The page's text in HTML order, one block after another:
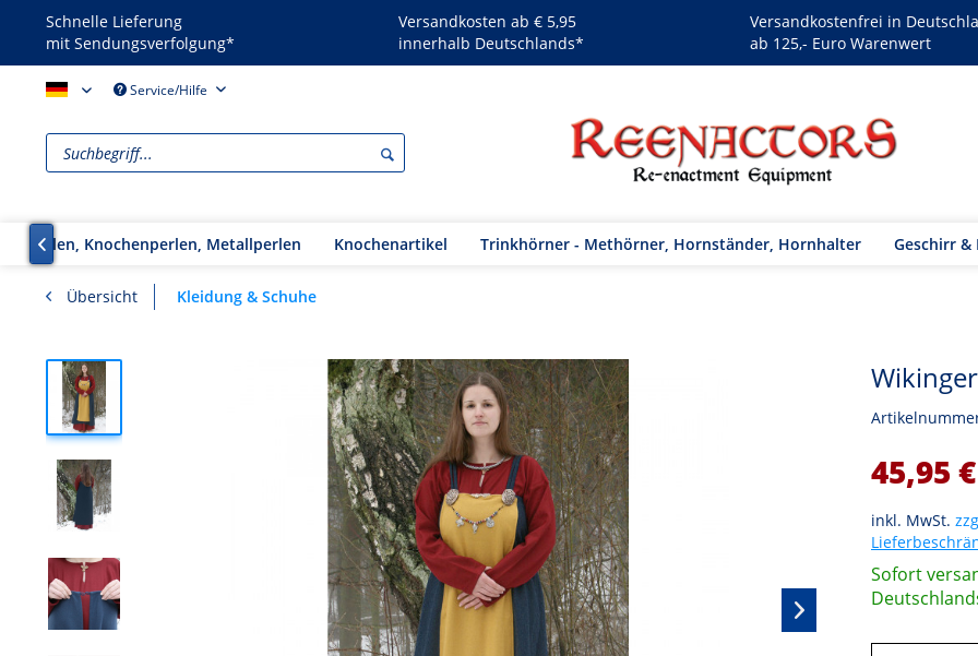
Schnelle Lieferung
mit Sendungsverfolgung*
Versandkosten ab € 5,95
innerhalb Deutschlands*
Versandkostenfrei in
ab 125,- Euro Warenwert
Reenactors - DEService/Hilfe
Knochenperlen, Metallperlen Knochenartikel Trinkhörner - Methörner, Hornständer, Hornhalter Geschirr &

Übersicht Kleidung & Schuhe
45,95
inkl. MwSt.
Sofort